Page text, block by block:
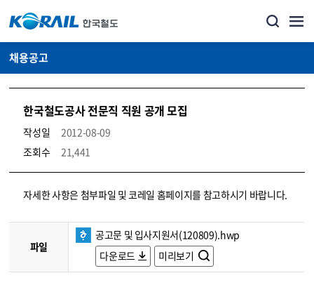
채용공고
한국철도공사 전문직 직원 공개 모집
작성일
2012-08-09
조회수
21,441
코레일소개_경영공시_채용공고 상세보기 – 내용, 파일, 담당자 연락처로 구성
자세한 사항은 첨부파일 및 코레일 홈페이지를 참고하시기 바랍니다.
파일
공고문 및 입사지원서(120809).hwp
다운로드
미리보기